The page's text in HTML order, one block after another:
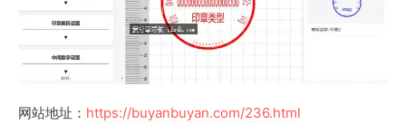
网站地址： https://buyanbuyan.com/236.html